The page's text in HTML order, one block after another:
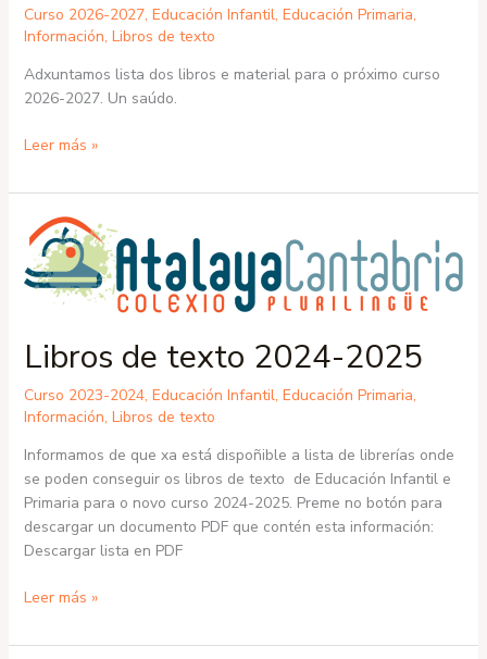
Curso 2026-2027, Educación Infantil, Educación Primaria,
Información, Libros de texto
Adxuntamos lista dos libros e material para o próximo curso
2026-2027. Un saúdo.
Leer más »
Libros de texto 2024-2025
Curso 2023-2024, Educación Infantil, Educación Primaria,
Información, Libros de texto
Informamos de que xa está dispoñible a lista de librerías onde
se poden conseguir os libros de texto de Educación Infantil e
Primaria para o novo curso 2024-2025. Preme no botón para
descargar un documento PDF que contén esta información:
Descargar lista en PDF
Libros
de
texto
2024-
Leer más »